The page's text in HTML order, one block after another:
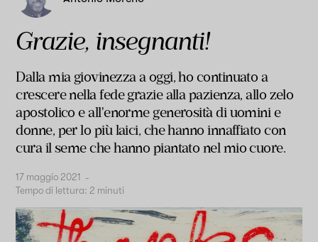
Grazie, insegnanti!
Dalla mia giovinezza a oggi, ho continuato a
crescere nella fede grazie alla pazienza, allo zelo
apostolico e all'enorme generosità di uomini e
donne, per lo più laici, che hanno innaffiato con
cura il seme che hanno piantato nel mio cuore.
17 maggio 2021 -
Tempo di lettura: 2 minuti